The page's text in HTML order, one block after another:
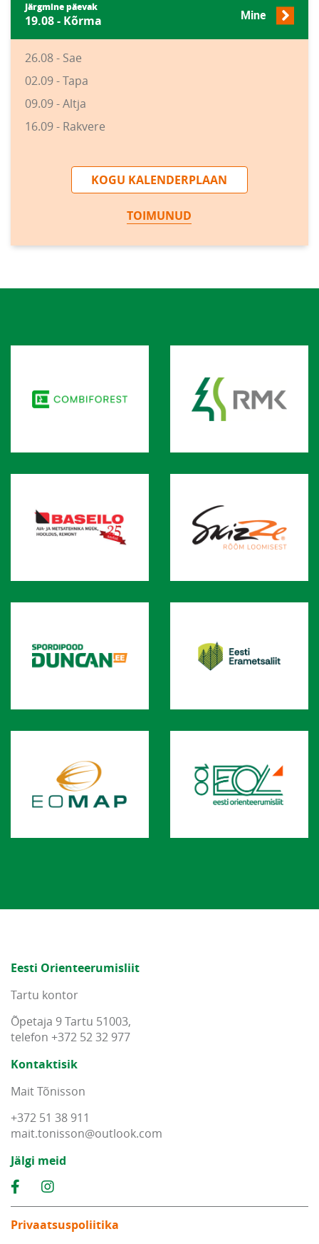
Järgmine päevak
19.08 - Kõrma Mine
26.08 - Sae
02.09 - Tapa
09.09 - Altja
16.09 - Rakvere
KOGU KALENDERPLAAN
TOIMUNUD
Eesti Orienteerumisliit
Tartu kontor
Õpetaja 9 Tartu 51003,
telefon +372 52 32 977
Kontaktisik
Mait Tõnisson
+372 51 38 911
mait.tonisson@outlook.com
Jälgi meid
Privaatsuspoliitika